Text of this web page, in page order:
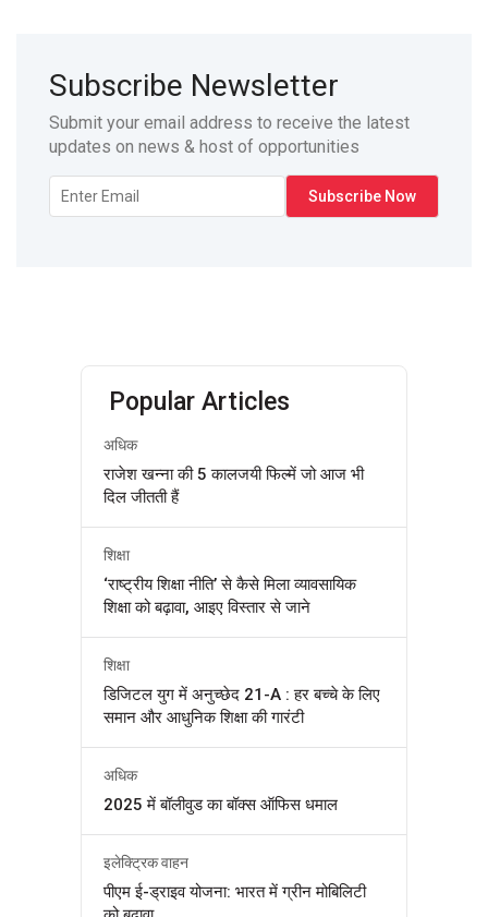
Subscribe Newsletter
Submit your email address to receive the latest
updates on news & host of opportunities
Popular Articles
अधिक
राजेश खन्ना की 5 कालजयी फिल्में जो आज भी
दिल जीतती हैं
शिक्षा
‘राष्ट्रीय शिक्षा नीति’ से कैसे मिला व्यावसायिक
शिक्षा को बढ़ावा, आइए विस्तार से जाने
शिक्षा
डिजिटल युग में अनुच्छेद 21-A : हर बच्चे के लिए
समान और आधुनिक शिक्षा की गारंटी
अधिक
2025 में बॉलीवुड का बॉक्स ऑफिस धमाल
इलेक्ट्रिक वाहन
पीएम ई-ड्राइव योजना: भारत में ग्रीन मोबिलिटी